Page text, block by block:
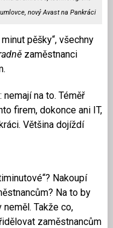
nový Avast na Pankráci
pěšky“, všechny
zaměstnanci
na to. Téměř
firem, dokonce ani IT,
Většina dojíždí
Nakoupí
Na to by
Takže co,
zaměstnancům